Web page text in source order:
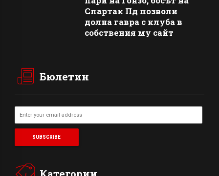
Спартак Пд позволи
долна гавра с клуба в
собствения му сайт
Бюлетин